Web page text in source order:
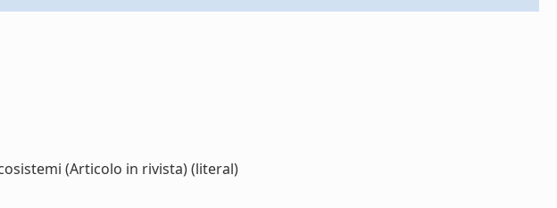
(Articolo in rivista) (literal)